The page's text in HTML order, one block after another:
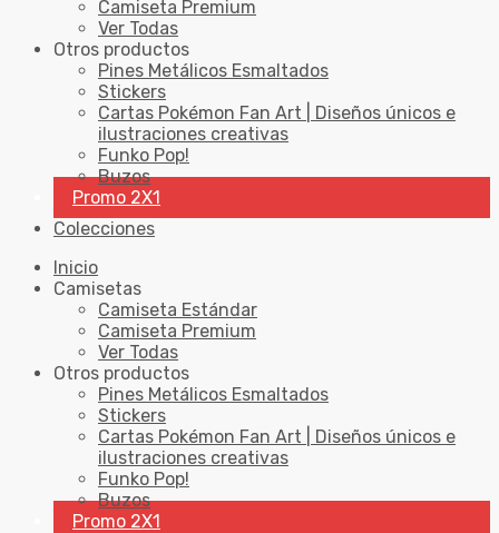
Camiseta Premium
Ver Todas
Otros productos
Pines Metálicos Esmaltados
Stickers
Cartas Pokémon Fan Art | Diseños únicos e
ilustraciones creativas
Funko Pop!
Buzos
Promo 2X1
Colecciones
Inicio
Camisetas
Camiseta Estándar
Camiseta Premium
Ver Todas
Otros productos
Pines Metálicos Esmaltados
Stickers
Cartas Pokémon Fan Art | Diseños únicos e
ilustraciones creativas
Funko Pop!
Buzos
Promo 2X1